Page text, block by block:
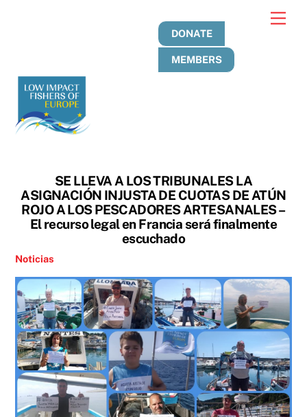
DONATE
MEMBERS
SE LLEVA A LOS TRIBUNALES LA
ASIGNACIÓN INJUSTA DE CUOTAS DE ATÚN
ROJO A LOS PESCADORES ARTESANALES –
El recurso legal en Francia será finalmente
escuchado
Noticias